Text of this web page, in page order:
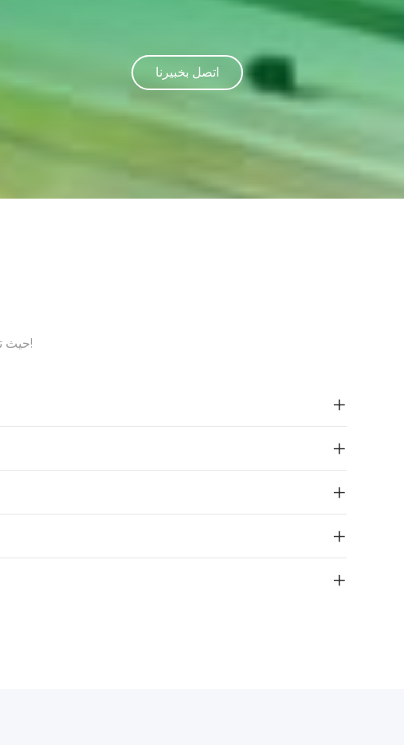
اتصل بخبيرنا
حيث تلتقي التميز بالثقة - كن شريكًا معنا لتحقيق النمو المستدام!